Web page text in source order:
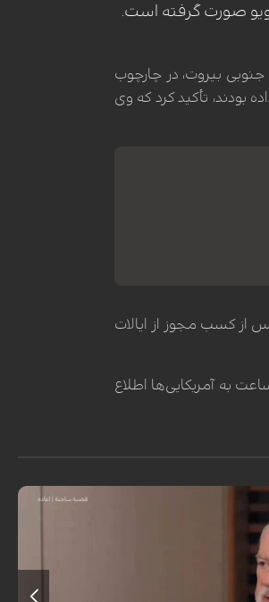
صورت گرفته است.
بیروت، در چارچوب
بودند، تأکید کرد که وی
از کسب مجوز از ایالات
ساخت که این سازوکار مقرر می‌دارد که در صورت دستیابی طرف اسرائیلی به اطلاعاتی درباره یک تهدید مستقیم، ظرف ۲۴ ساعت به آمریکایی‌ها اطلاع